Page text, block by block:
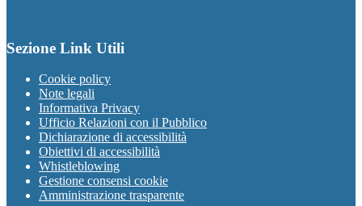
Sezione Link Utili
Cookie policy
Note legali
Informativa Privacy
Ufficio Relazioni con il Pubblico
Dichiarazione di accessibilità
Obiettivi di accessibilità
Whistleblowing
Gestione consensi cookie
Amministrazione trasparente